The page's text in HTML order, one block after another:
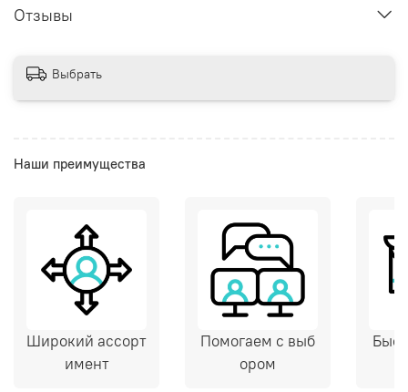
Отзывы
Выбрать
Наши преимущества
Широкий ассорт
имент
Помогаем с выб
ором